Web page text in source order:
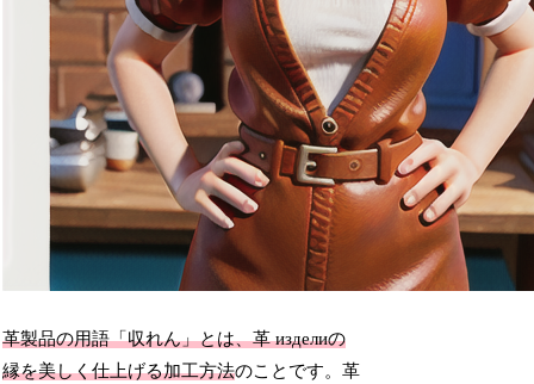
革製品の用語「収れん」とは、革 изделиの
縁を美しく仕上げる加工方法のことです。革